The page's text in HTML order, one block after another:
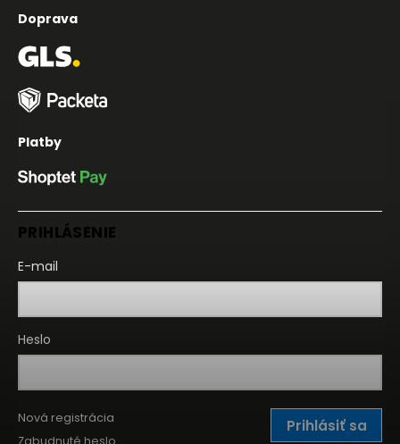
Doprava
Platby
PRIHLÁSENIE
E-mail
Heslo
Prihlásiť sa
Nová registrácia
Zabudnuté heslo